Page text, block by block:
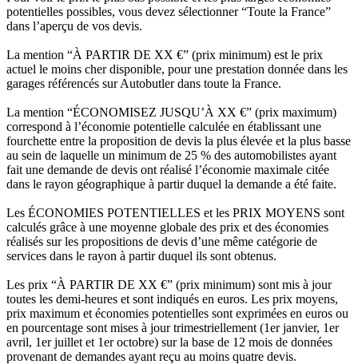
potentielles possibles, vous devez sélectionner “Toute la France”
dans l’aperçu de vos devis.
La mention “À PARTIR DE XX €” (prix minimum) est le prix
actuel le moins cher disponible, pour une prestation donnée dans les
garages référencés sur Autobutler dans toute la France.
La mention “ÉCONOMISEZ JUSQU’À XX €” (prix maximum)
correspond à l’économie potentielle calculée en établissant une
fourchette entre la proposition de devis la plus élevée et la plus basse
au sein de laquelle un minimum de 25 % des automobilistes ayant
fait une demande de devis ont réalisé l’économie maximale citée
dans le rayon géographique à partir duquel la demande a été faite.
Les ÉCONOMIES POTENTIELLES et les PRIX MOYENS sont
calculés grâce à une moyenne globale des prix et des économies
réalisés sur les propositions de devis d’une même catégorie de
services dans le rayon à partir duquel ils sont obtenus.
Les prix “À PARTIR DE XX €” (prix minimum) sont mis à jour
toutes les demi-heures et sont indiqués en euros. Les prix moyens,
prix maximum et économies potentielles sont exprimées en euros ou
en pourcentage sont mises à jour trimestriellement (1er janvier, 1er
avril, 1er juillet et 1er octobre) sur la base de 12 mois de données
provenant de demandes ayant reçu au moins quatre devis.